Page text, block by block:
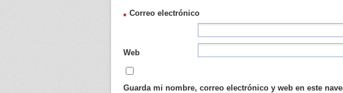
Correo electrónico
*
Web
Guarda mi nombre, correo electrónico y web en este